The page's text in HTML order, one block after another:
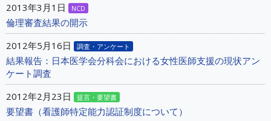
2013年3月1日
NCD
倫理審査結果の開示
2012年5月16日
調査・アンケート
結果報告：日本医学会分科会における女性医師支援の現状アン
ケート調査
2012年2月23日
提言・要望書
要望書（看護師特定能力認証制度について）